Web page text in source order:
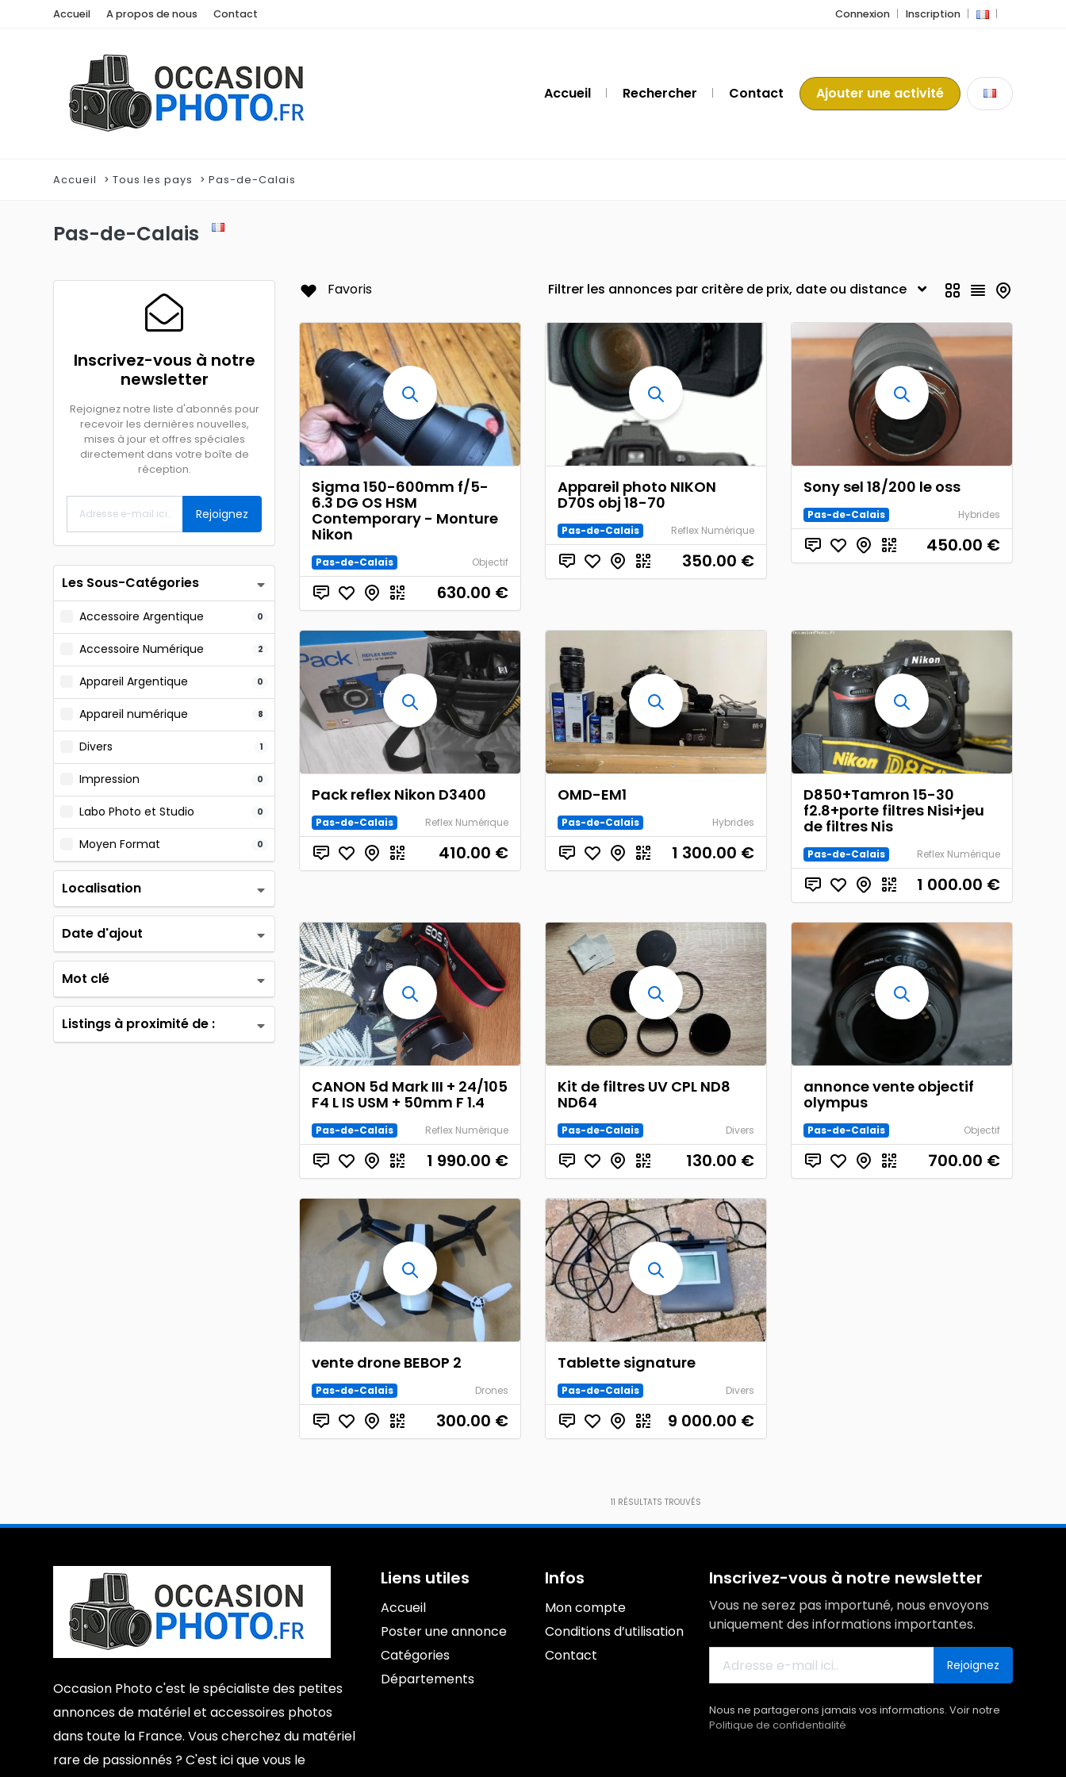
Accueil A propos de nous Contact Connexion Inscription
Accueil Rechercher Contact Ajouter une activité
Accueil Tous les pays Pas-de-Calais
Pas-de-Calais
Inscrivez-vous à notre
newsletter
Rejoignez notre liste d'abonnés pour
recevoir les dernières nouvelles,
mises à jour et offres spéciales
directement dans votre boîte de
réception.
Rejoignez
Les Sous-Catégories
Accessoire Argentique 0
Accessoire Numérique 2
Appareil Argentique 0
Appareil numérique 8
Divers 1
Impression 0
Labo Photo et Studio 0
Moyen Format 0
Localisation
Date d'ajout
Mot clé
Listings à proximité de :
Favoris
Sigma 150-600mm f/5-
6.3 DG OS HSM
Contemporary - Monture
Nikon
Pas-de-Calais Objectif
630.00 €
Appareil photo NIKON
D70S obj 18-70
Pas-de-Calais Reflex Numérique
350.00 €
Sony sel 18/200 le oss
Pas-de-Calais Hybrides
450.00 €
Pack reflex Nikon D3400
Pas-de-Calais Reflex Numérique
410.00 €
OMD-EM1
Pas-de-Calais Hybrides
1 300.00 €
D850+Tamron 15-30
f2.8+porte filtres Nisi+jeu
de filtres Nis
Pas-de-Calais Reflex Numérique
1 000.00 €
CANON 5d Mark III + 24/105
F4 L IS USM + 50mm F 1.4
Pas-de-Calais Reflex Numérique
1 990.00 €
Kit de filtres UV CPL ND8
ND64
Pas-de-Calais Divers
130.00 €
annonce vente objectif
olympus
Pas-de-Calais Objectif
700.00 €
vente drone BEBOP 2
Pas-de-Calais Drones
300.00 €
Tablette signature
Pas-de-Calais Divers
9 000.00 €
11 RÉSULTATS TROUVÉS
Occasion Photo c'est le spécialiste des petites
annonces de matériel et accessoires photos
dans toute la France. Vous cherchez du matériel
rare de passionnés ? C'est ici que vous le
Liens utiles
Accueil
Poster une annonce
Catégories
Départements
Infos
Mon compte
Conditions d’utilisation
Contact
Inscrivez-vous à notre newsletter
Vous ne serez pas importuné, nous envoyons
uniquement des informations importantes.
Rejoignez
Nous ne partagerons jamais vos informations. Voir notre
Politique de confidentialité